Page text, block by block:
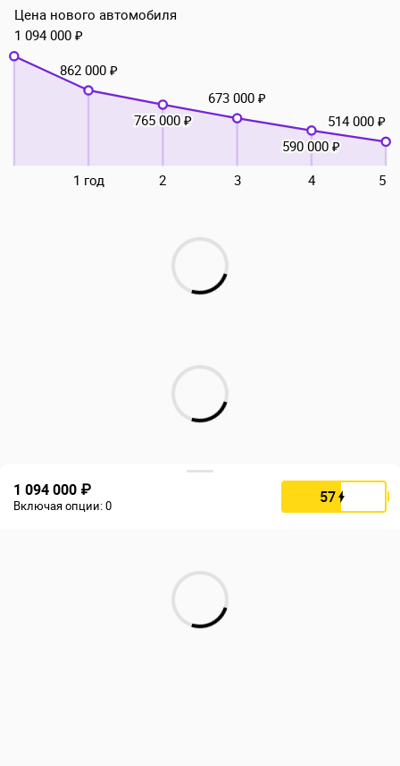
1 год 2 3 4 5
Цена нового автомобиля
1 094 000 ₽
862 000 ₽
765 000 ₽
673 000 ₽
590 000 ₽
514 000 ₽
1 094 000 ₽
Включая опции:0 57